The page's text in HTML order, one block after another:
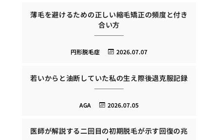
薄毛を避けるための正しい縮毛矯正の頻度と付き
合い方
2026.07.07
円形脱毛症
若いからと油断していた私の生え際後退克服記録
2026.07.05
AGA
医師が解説する二回目の初期脱毛が示す回復の兆